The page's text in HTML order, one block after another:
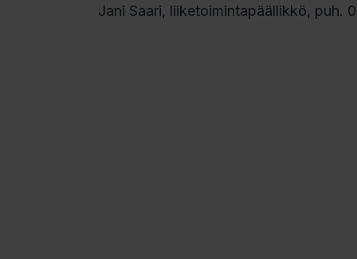
Jani Saari, liiketoimintapäällikkö, puh.